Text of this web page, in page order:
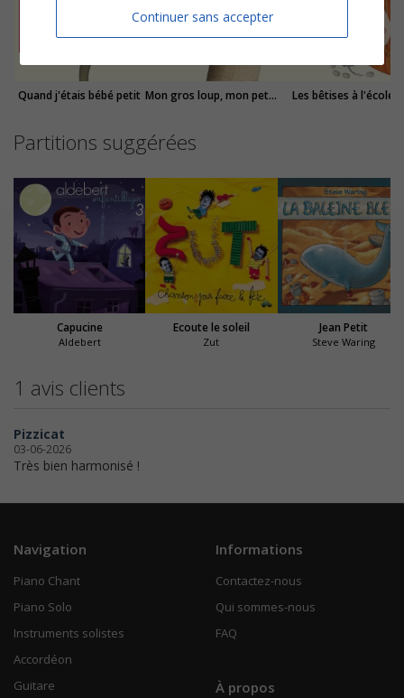
Quand j'étais bébé petit Mon gros loup, mon petit loup Les bêtises à l'école
Partitions suggérées
Capucine
Aldebert
Ecoute le soleil
Zut
Jean Petit
Steve Waring
1 avis clients
Pizzicat
03-06-2026
Très bien harmonisé !
Navigation
Piano Chant
Piano Solo
Instruments solistes
Accordéon
Guitare
Informations
Contactez-nous
Qui sommes-nous
FAQ
À propos
Continuer sans accepter